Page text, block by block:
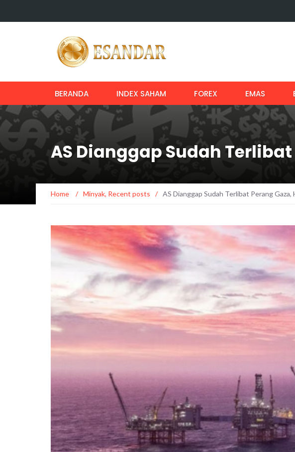
BERANDA INDEX SAHAM FOREX EMAS
AS Dianggap Sudah
Home / Minyak, Recent posts / AS Dianggap Sudah Terlibat Perang Gaza,